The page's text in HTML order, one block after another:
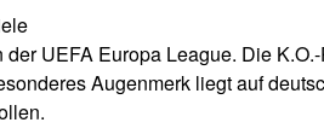
UEFA Europa League. Die
Augenmerk liegt auf